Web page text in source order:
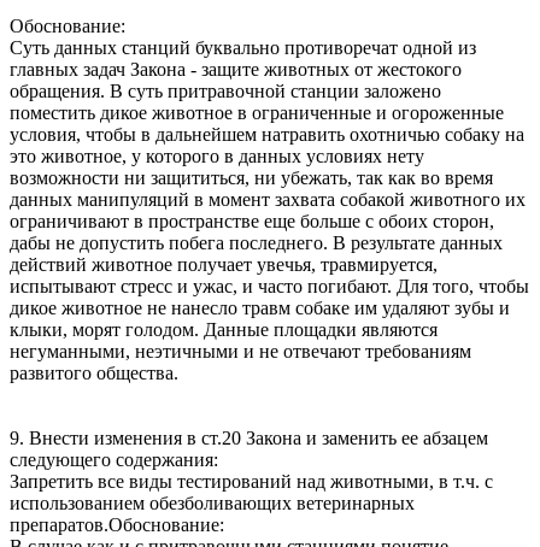
Обоснование:
Суть данных станций буквально противоречат одной из
главных задач Закона - защите животных от жестокого
обращения. В суть притравочной станции заложено
поместить дикое животное в ограниченные и огороженные
условия, чтобы в дальнейшем натравить охотничью собаку на
это животное, у которого в данных условиях нету
возможности ни защититься, ни убежать, так как во время
данных манипуляций в момент захвата собакой животного их
ограничивают в пространстве еще больше с обоих сторон,
дабы не допустить побега последнего. В результате данных
действий животное получает увечья, травмируется,
испытывают стресс и ужас, и часто погибают. Для того, чтобы
дикое животное не нанесло травм собаке им удаляют зубы и
клыки, морят голодом. Данные площадки являются
негуманными, неэтичными и не отвечают требованиям
развитого общества.
9. Внести изменения в ст.20 Закона и заменить ее абзацем
следующего содержания:
Запретить все виды тестирований над животными, в т.ч. с
использованием обезболивающих ветеринарных
препаратов.Обоснование: